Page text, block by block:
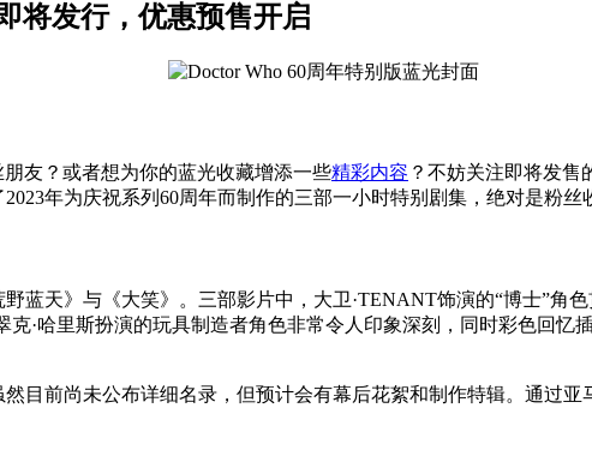
将发行，优惠预售开启
友？或者想为你的蓝光收藏增添一些精彩内容 ？不妨关注即将发售
年为庆祝系列60周年而制作的三部一小时特别剧集，绝对是粉丝
蓝天》与《大笑》。三部影片中，大卫·TENANT饰演的“博士”角色
·哈里斯扮演的玩具制造者角色非常令人印象深刻，同时彩色回忆
目前尚未公布详细名录，但预计会有幕后花絮和制作特辑。通过